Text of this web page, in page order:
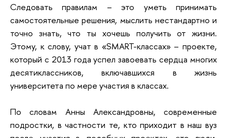
Следовать правилам – это уметь принимать
самостоятельные решения, мыслить нестандартно и
точно знать, что ты хочешь получить от жизни.
Этому, к слову, учат в «SMART-классах» – проекте,
который с 2013 года успел завоевать сердца многих
десятиклассников, включавшихся в жизнь
университета по мере участия в классах.
По словам Анны Александровны, современные
подростки, в частности те, кто приходит в наш вуз